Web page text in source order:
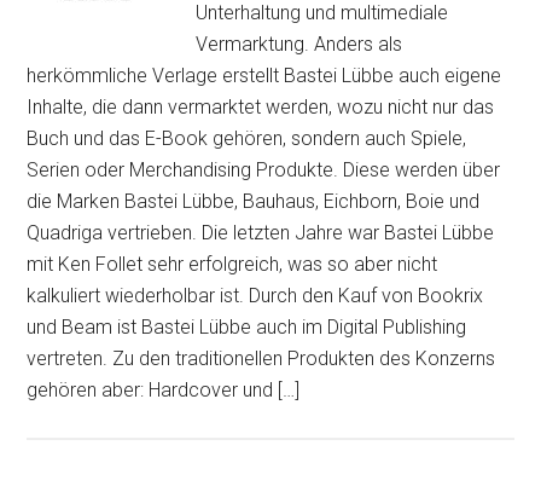
Unterhaltung und multimediale
Vermarktung. Anders als
herkömmliche Verlage erstellt Bastei Lübbe auch eigene
Inhalte, die dann vermarktet werden, wozu nicht nur das
Buch und das E-Book gehören, sondern auch Spiele,
Serien oder Merchandising Produkte. Diese werden über
die Marken Bastei Lübbe, Bauhaus, Eichborn, Boie und
Quadriga vertrieben. Die letzten Jahre war Bastei Lübbe
mit Ken Follet sehr erfolgreich, was so aber nicht
kalkuliert wiederholbar ist. Durch den Kauf von Bookrix
und Beam ist Bastei Lübbe auch im Digital Publishing
vertreten. Zu den traditionellen Produkten des Konzerns
gehören aber: Hardcover und […]